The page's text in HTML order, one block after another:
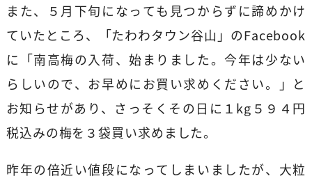
また、５月下旬になっても見つからずに諦めかけ
ていたところ、「たわわタウン谷山」のFacebook
に「南高梅の入荷、始まりました。今年は少ない
らしいので、お早めにお買い求めください。」と
お知らせがあり、さっそくその日に１kg５９４円
税込みの梅を３袋買い求めました。
昨年の倍近い値段になってしまいましたが、大粒